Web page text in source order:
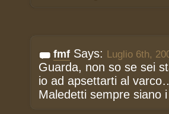
fmf Says: Luglio 6th,
Guarda, non so se sei
io ad apsettarti al
Maledetti sempre siano